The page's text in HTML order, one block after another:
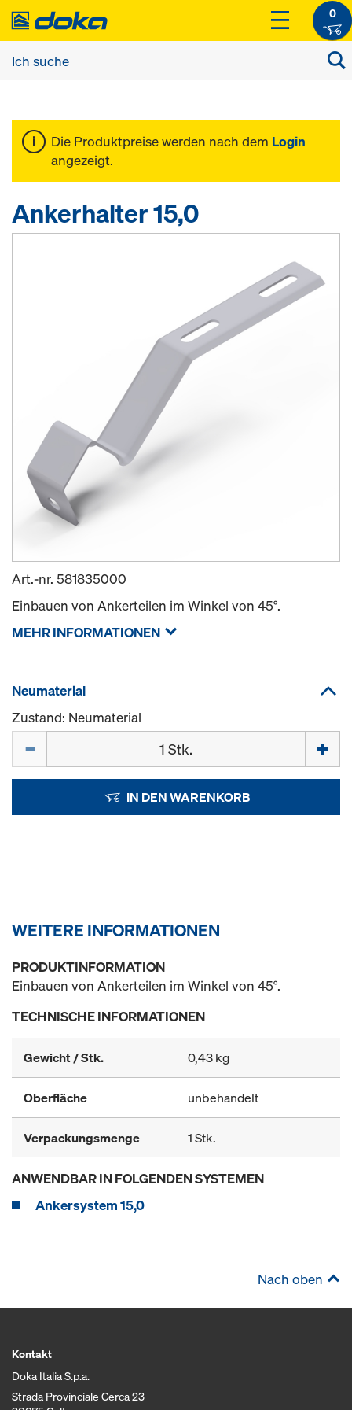
0
Die Produktpreise werden nach dem Login
angezeigt.
Ankerhalter 15,0
Art.-nr. 581835000
Einbauen von Ankerteilen im Winkel von 45°.
MEHR INFORMATIONEN
Neumaterial
Zustand: Neumaterial
IN DEN WARENKORB
WEITERE INFORMATIONEN
PRODUKTINFORMATION
Einbauen von Ankerteilen im Winkel von 45°.
TECHNISCHE INFORMATIONEN
Gewicht / Stk. 0,43 kg
Oberfläche unbehandelt
Verpackungsmenge 1 Stk.
ANWENDBAR IN FOLGENDEN SYSTEMEN
Ankersystem 15,0
Nach oben
Kontakt
Doka Italia S.p.a.
Strada Provinciale Cerca 23